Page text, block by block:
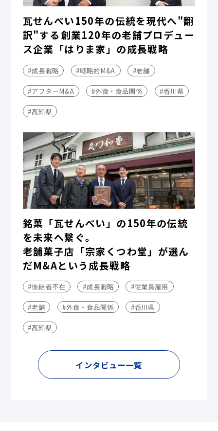
瓦せんべい150年の伝統を現代へ"翻
訳"する――創業120年の老舗プロデュー
ス企業「はりま家」の成長戦略
#成長戦略 #戦略的M&A #老舗
#アフターM&A #外食・食品関係 #香川県
#高知県
銘菓「瓦せんべい」の150年の伝統
を未来へ繋ぐ。
老舗菓子店「宗家くつわ堂」が選ん
だM&Aという成長戦略
#後継者不在 #成長戦略 #従業員雇用
#老舗 #外食・食品関係 #香川県
#高知県
インタビュー一覧